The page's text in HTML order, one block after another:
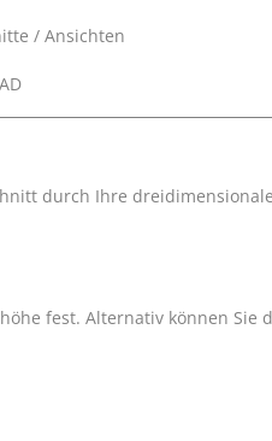
/ Ansichten
durch Ihre
fest. Alternativ können